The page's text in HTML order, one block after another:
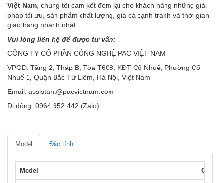
Việt Nam , chúng tôi cam kết đem lại cho khách hàng những giải
pháp tối ưu, sản phẩm chất lượng, giá cả cạnh tranh và thời gian
giao hàng nhanh nhất.
Vui lòng liên hệ để được tư vấn:
CÔNG TY CỔ PHẦN CÔNG NGHỆ PAC VIỆT NAM
VPGD: Tầng 2, Tháp B, Tòa T608, KĐT Cổ Nhuế, Phường Cổ
Nhuế 1, Quận Bắc Từ Liêm, Hà Nội, Việt Nam
Email: assistant@pacvietnam.com
Di động: 0964 952 442 (Zalo)
Model Đặc tính
Model Giá